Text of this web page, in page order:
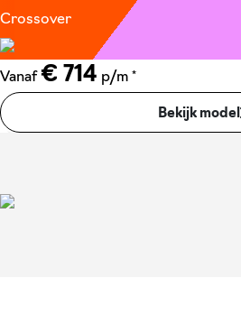
Crossover
Vanaf € 714 p/m *
Bekijk model